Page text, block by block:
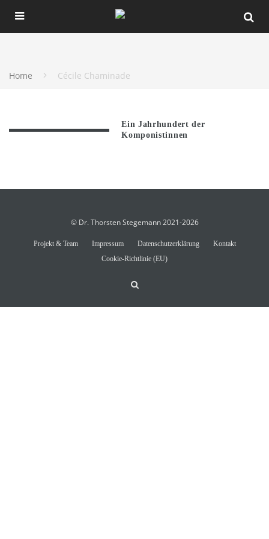
Home Cécile Chaminade
Ein Jahrhundert der
Komponistinnen
© Dr. Thorsten Stegemann 2021-2026
Projekt & Team Impressum Datenschutzerklärung
Kontakt
Cookie-Richtlinie (EU)